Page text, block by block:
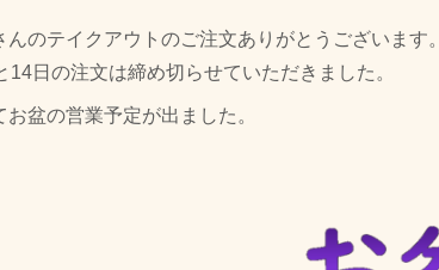
んのテイクアウトのご注文ありがとうございます。
14日の注文は締め切らせていただきました。
お盆の営業予定が出ました。